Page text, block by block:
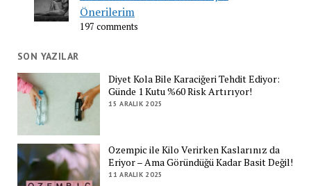
Önerilerim
197 comments
SON YAZILAR
Diyet Kola Bile Karaciğeri Tehdit Ediyor:
Günde 1 Kutu %60 Risk Artırıyor!
15 ARALIK 2025
Ozempic ile Kilo Verirken Kaslarınız da
Eriyor – Ama Göründüğü Kadar Basit Değil!
11 ARALIK 2025